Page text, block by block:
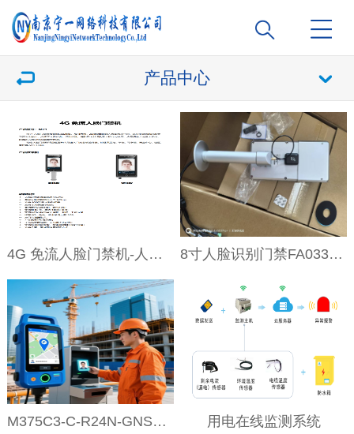
产品中心
4G 免流人脸门禁机-人脸门禁终端M71 8寸人脸识别门禁FA033-KC-TR7
M375C3-C-R24N-GNSS-CS-1703 用电在线监测系统